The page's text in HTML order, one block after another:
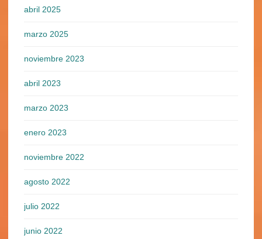
abril 2025
marzo 2025
noviembre 2023
abril 2023
marzo 2023
enero 2023
noviembre 2022
agosto 2022
julio 2022
junio 2022